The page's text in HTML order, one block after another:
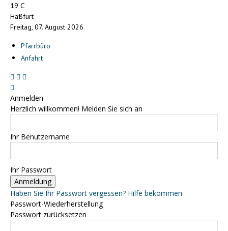
19 C
Haßfurt
Freitag, 07. August 2026
Pfarrbüro
Anfahrt
Anmelden
Herzlich willkommen! Melden Sie sich an
Ihr Benutzername
Ihr Passwort
Haben Sie Ihr Passwort vergessen? Hilfe bekommen
Passwort-Wiederherstellung
Passwort zurücksetzen